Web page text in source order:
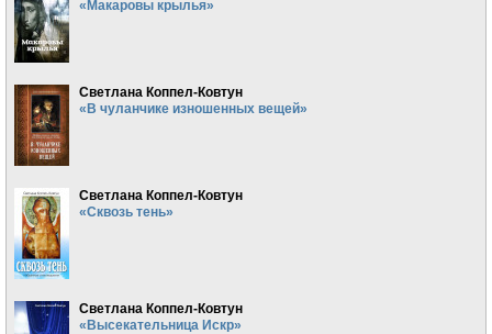
«Макаровы крылья»
Светлана Коппел-Ковтун
«В чуланчике изношенных вещей»
Светлана Коппел-Ковтун
«Сквозь тень»
Светлана Коппел-Ковтун
«Высекательница Искр»